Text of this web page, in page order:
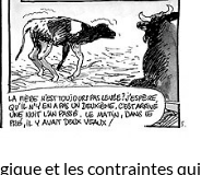
et les contraintes